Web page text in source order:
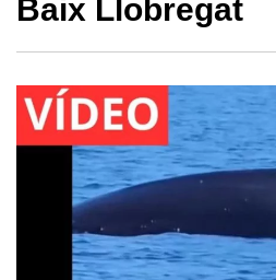
Baix Llobregat